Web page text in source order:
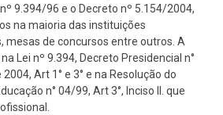
9.394/96 e o Decreto nº 5.154/2004,
na maioria das instituições
mesas de concursos entre outros. A
Lei nº 9.394, Decreto Presidencial n°
Art 1° e 3° e na Resolução do
n° 04/99, Art 3°, Inciso II. que